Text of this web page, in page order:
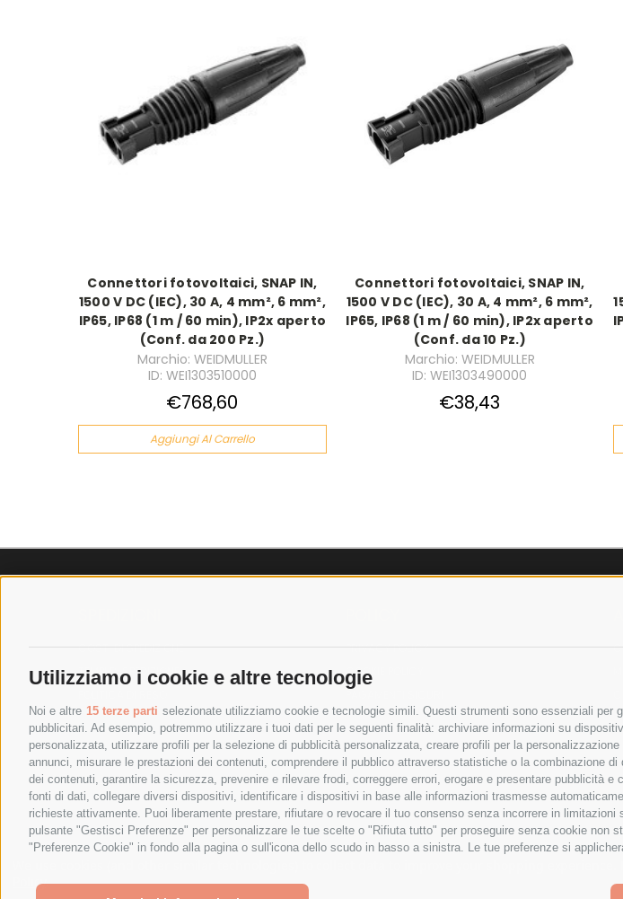
Utilizziamo i cookie e altre tecnologie
Noi e altre 15 terze parti selezionate utilizziamo cookie e tecnologie simili. Questi strumenti sono essenziali
pubblicitari. Ad esempio, potremmo utilizzare i tuoi dati per le seguenti finalità: archiviare informazioni su
personalizzata, utilizzare profili per la selezione di pubblicità personalizzata, creare profili per la
annunci, misurare le prestazioni dei contenuti, comprendere il pubblico attraverso statistiche o la combinazione
dei contenuti, garantire la sicurezza, prevenire e rilevare frodi, correggere errori, erogare e presentare pubblicità
fonti di dati, collegare diversi dispositivi, identificare i dispositivi in base alle informazioni trasmesse
richieste attivamente. Puoi liberamente prestare, rifiutare o revocare il tuo consenso senza incorrere in
pulsante "Gestisci Preferenze" per personalizzare le tue scelte o "Rifiuta tutto" per proseguire senza cookie
"Preferenze Cookie" in fondo alla pagina o sull'icona dello scudo in basso a sinistra. Le tue preferenze si
Connettori fotovoltaici, SNAP IN,
1500 V DC (IEC), 30 A, 4 mm², 6 mm²,
IP65, IP68 (1 m / 60 min), IP2x aperto
(Conf. da 200 Pz.)
Marchio: WEIDMULLER
ID: WEI1303510000
€768,60
Aggiungi Al Carrello
Connettori fotovoltaici, SNAP IN,
1500 V DC (IEC), 30 A, 4 mm², 6 mm²,
IP65, IP68 (1 m / 60 min), IP2x aperto
(Conf. da 10 Pz.)
Marchio: WEIDMULLER
ID: WEI1303490000
€38,43
COSTI DI SPEDIZIONE
TEMPI DI SPEDIZIONE
PRIVACY POLICY
COOKIE POLICY
Policy.